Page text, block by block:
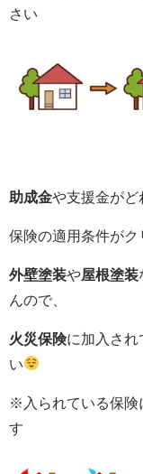
さい
助成金や支援金がど
保険の適用条件がク
外壁塗装や屋根塗装
んので、
火災保険に加入され
い
※入られている保険
す